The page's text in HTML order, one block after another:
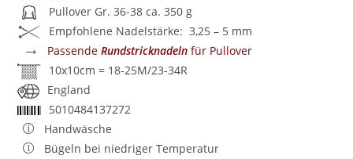
Pullover Gr. 36-38 ca. 350 g
Empfohlene Nadelstärke: 3,25 – 5 mm
→ PassendeRundstricknadeln für Pullover
10x10cm = 18-25M/23-34R
England
5010484137272
Handwäsche
Bügeln bei niedriger Temperatur